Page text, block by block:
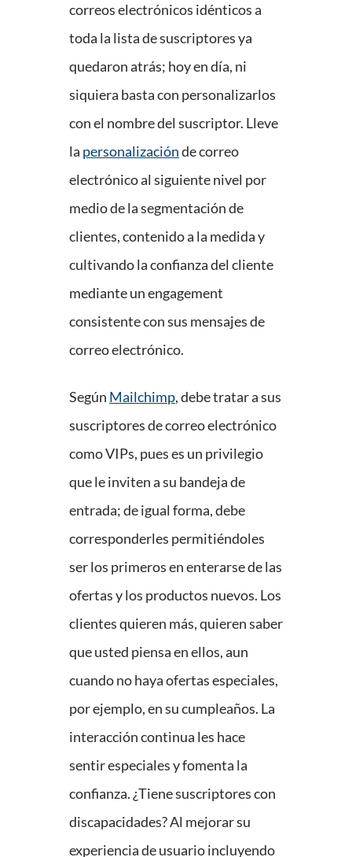
correos electrónicos idénticos a
toda la lista de suscriptores ya
quedaron atrás; hoy en día, ni
siquiera basta con personalizarlos
con el nombre del suscriptor. Lleve
la personalizaciónde correo
electrónico al siguiente nivel por
medio de la segmentación de
clientes, contenido a la medida y
cultivando la confianza del cliente
mediante un engagement
consistente con sus mensajes de
correo electrónico.
Según Mailchimp, debe tratar a sus
suscriptores de correo electrónico
como VIPs, pues es un privilegio
que le inviten a su bandeja de
entrada; de igual forma, debe
corresponderles permitiéndoles
ser los primeros en enterarse de las
ofertas y los productos nuevos. Los
clientes quieren más, quieren saber
que usted piensa en ellos, aun
cuando no haya ofertas especiales,
por ejemplo, en su cumpleaños. La
interacción continua les hace
sentir especiales y fomenta la
confianza. ¿Tiene suscriptores con
discapacidades? Al mejorar su
experiencia de usuario incluyendo